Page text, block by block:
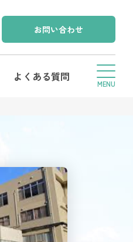
お問い合わせ
よくある質問